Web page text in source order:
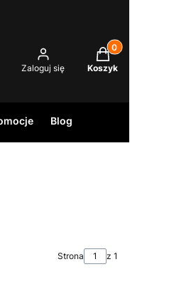
Zaloguj się
Produkty w
Koszyk
Blog
Strona z 1